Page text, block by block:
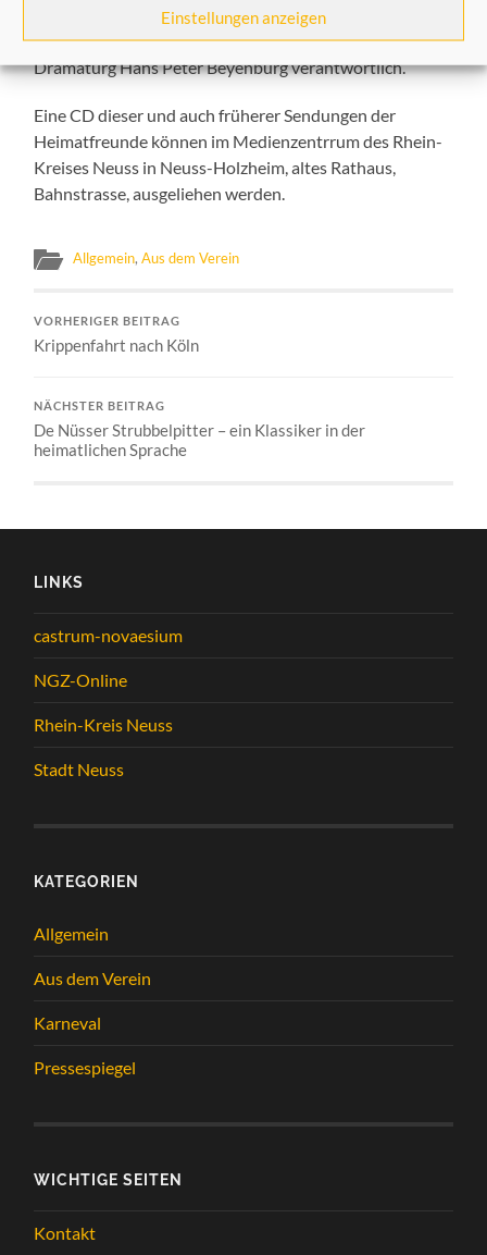
Einstellungen anzeigen
Klewitz. Die Texte schrieb Dr. Heinz Günther Hüsch. Für
die Musik sind Professor Dr. Wilhelm Schepping und der
Dramaturg Hans Peter Beyenburg verantwortlich.
Eine CD dieser und auch früherer Sendungen der
Heimatfreunde können im Medienzentrrum des Rhein-
Kreises Neuss in Neuss-Holzheim, altes Rathaus,
Bahnstrasse, ausgeliehen werden.
Allgemein,Aus dem Verein
VORHERIGER BEITRAG
Krippenfahrt nach Köln
NÄCHSTER BEITRAG
De Nüsser Strubbelpitter – ein Klassiker in der
heimatlichen Sprache
LINKS
castrum-novaesium
NGZ-Online
Rhein-Kreis Neuss
Stadt Neuss
KATEGORIEN
Allgemein
Aus dem Verein
Karneval
Pressespiegel
WICHTIGE SEITEN
Kontakt